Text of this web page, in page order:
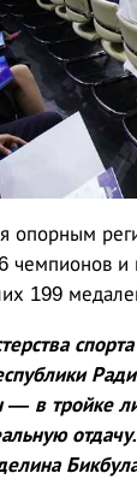
опорным
чемпионов
199
— в тройке